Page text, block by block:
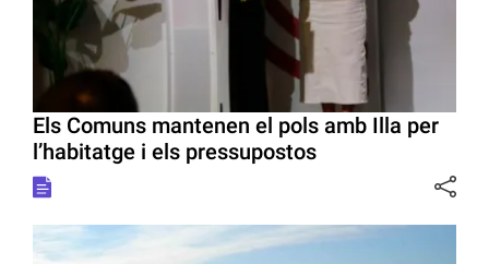
Els Comuns mantenen el pols amb Illa per
l’habitatge i els pressupostos